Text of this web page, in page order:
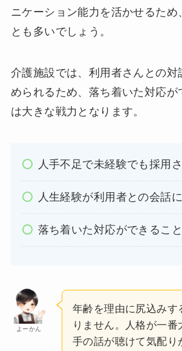
ニケーション能力を活かせるため
とも多いでしょう。
介護施設では、利用者さんとの対
められるため、落ち着いた対応が
は大きな戦力となります。
人手不足で未経験でも採用
人生経験が利用者との会話
落ち着いた対応ができるこ
よーかん
年齢を理由に尻込みす
りません。人格が一番
手の話が聴けて気配り